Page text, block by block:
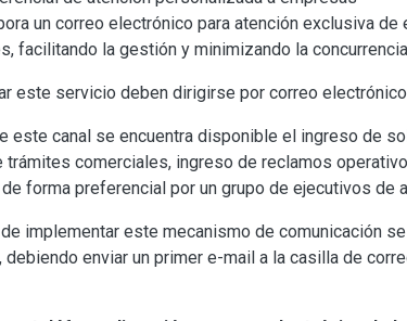
un correo electrónico para atención exclusiva
facilitando la gestión y minimizando la
este servicio deben dirigirse por correo
este canal se encuentra disponible el ingreso de
trámites comerciales, ingreso de reclamos
forma preferencial por un grupo de ejecutivos de
implementar este mecanismo de comunicación
debiendo enviar un primer e-mail a la casilla de